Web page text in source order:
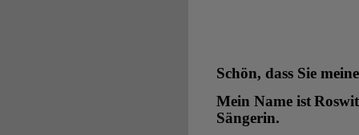
Schön, dass Sie
Mein Name ist
Sängerin.